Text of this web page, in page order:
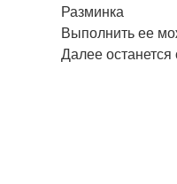
Разминка
Выполнить ее
Далее